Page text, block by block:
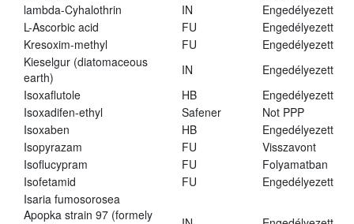
lambda-Cyhalothrin
IN
Engedélyezett
L-Ascorbic acid
FU
Engedélyezett
Kresoxim-methyl
FU
Engedélyezett
Kieselgur (diatomaceous
earth)
IN
Engedélyezett
Isoxaflutole
HB
Engedélyezett
Isoxadifen-ethyl
Safener
Not PPP
Isoxaben
HB
Engedélyezett
Isopyrazam
FU
Visszavont
Isoflucypram
FU
Folyamatban
Isofetamid
FU
Engedélyezett
Isaria fumosorosea
Apopka strain 97 (formely